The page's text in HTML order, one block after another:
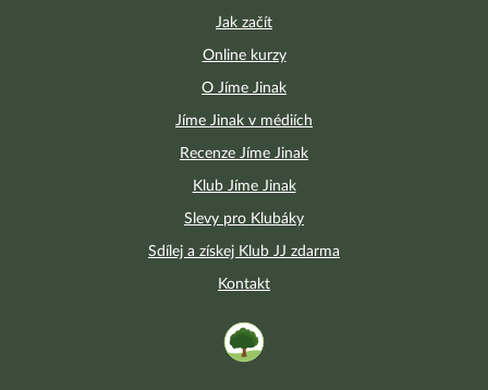
Jak začít
Online kurzy
O Jíme Jinak
Jíme Jinak v médiích
Recenze Jíme Jinak
Klub Jíme Jinak
Slevy pro Klubáky
Sdílej a získej Klub JJ zdarma
Kontakt